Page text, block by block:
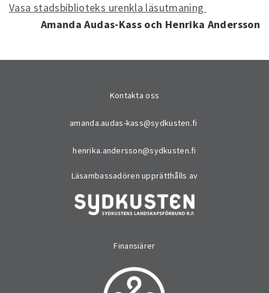
Vasa stadsbiblioteks urenkla läsutmaning
Amanda Audas-Kass och Henrika Andersson
Kontakta oss
amanda.audas-kass@sydkusten.fi
henrika.andersson@sydkusten.fi
Läsambassadören upprätthålls av
Finansiärer